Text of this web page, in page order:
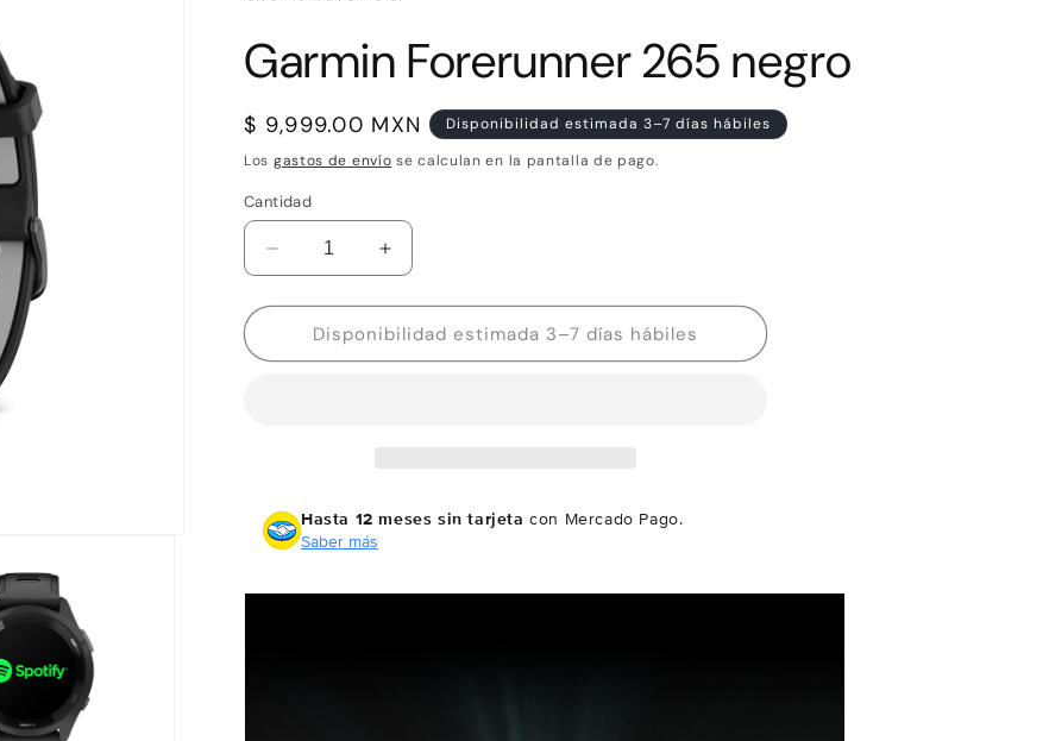
Garmin Forerunner 265 negro
Precio
habitual
$ 9,999.00 MXN
Disponibilidad estimada 3–7 días hábiles
Los gastos de envío se calculan en la pantalla de pago.
Cantidad
Reducir
cantidad
para
Garmin
Forerunner
Aumentar
cantidad
para
Garmin
Forerunner
Disponibilidad estimada 3–7 días hábiles
Hasta 12 meses sin tarjeta con Mercado Pago.
Saber más